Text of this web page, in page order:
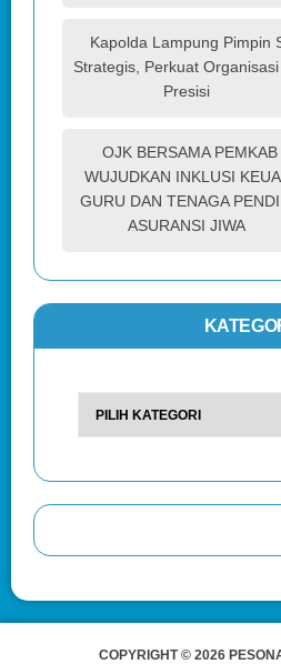
Kapolda Lampung Pimpin
Strategis, Perkuat
Presisi
OJK BERSAMA
WUJUDKAN INKLUSI
GURU DAN TENAGA
ASURANSI JIWA
COPYRIGHT © 2026